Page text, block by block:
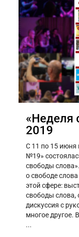
«Неделя
2019
С 11 по 15 июня
№19»
свободы
о свободе
этой сфере:
свободы слова,
дискуссия с
многое другое.
...